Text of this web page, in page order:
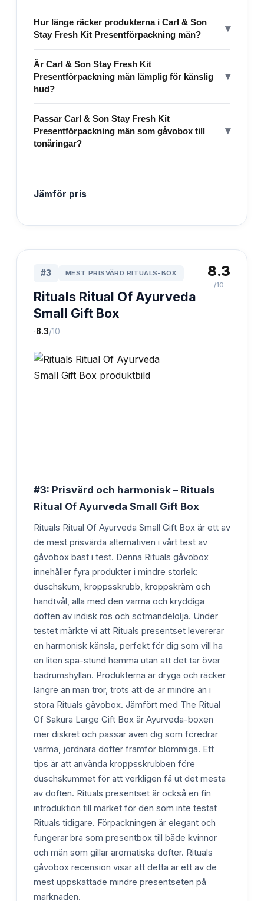
Hur länge räcker produkterna i Carl & Son
Stay Fresh Kit Presentförpackning män?
▾
Är Carl & Son Stay Fresh Kit
Presentförpackning män lämplig för känslig
hud?
▾
Passar Carl & Son Stay Fresh Kit
Presentförpackning män som gåvobox till
tonåringar?
▾
Jämför pris
#3 MEST PRISVÄRD RITUALS-BOX
Rituals Ritual Of Ayurveda
Small Gift Box
·8.3/10
8.3
/10
#3: Prisvärd och harmonisk – Rituals
Ritual Of Ayurveda Small Gift Box
Rituals Ritual Of Ayurveda Small Gift Box är ett av
de mest prisvärda alternativen i vårt test av
gåvobox bäst i test. Denna Rituals gåvobox
innehåller fyra produkter i mindre storlek:
duschskum, kroppsskrubb, kroppskräm och
handtvål, alla med den varma och kryddiga
doften av indisk ros och sötmandelolja. Under
testet märkte vi att Rituals presentset levererar
en harmonisk känsla, perfekt för dig som vill ha
en liten spa-stund hemma utan att det tar över
badrumshyllan. Produkterna är dryga och räcker
längre än man tror, trots att de är mindre än i
stora Rituals gåvobox. Jämfört med The Ritual
Of Sakura Large Gift Box är Ayurveda-boxen
mer diskret och passar även dig som föredrar
varma, jordnära dofter framför blommiga. Ett
tips är att använda kroppsskrubben före
duschskummet för att verkligen få ut det mesta
av doften. Rituals presentset är också en fin
introduktion till märket för den som inte testat
Rituals tidigare. Förpackningen är elegant och
fungerar bra som presentbox till både kvinnor
och män som gillar aromatiska dofter. Rituals
gåvobox recension visar att detta är ett av de
mest uppskattade mindre presentseten på
marknaden.